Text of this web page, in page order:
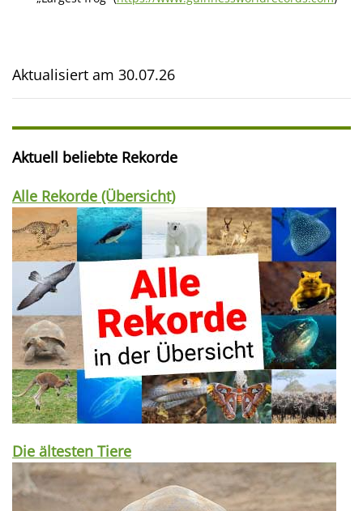
Aktualisiert am 30.07.26
Aktuell beliebte Rekorde
Alle Rekorde (Übersicht)
Die ältesten Tiere